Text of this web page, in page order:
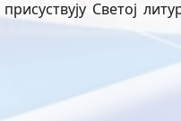
Светој